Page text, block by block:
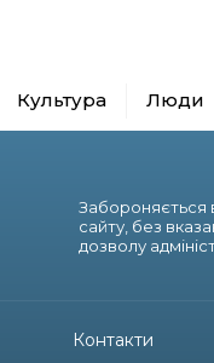
Культура Люди
Забороняється
сайту, без
дозволу
Контакти